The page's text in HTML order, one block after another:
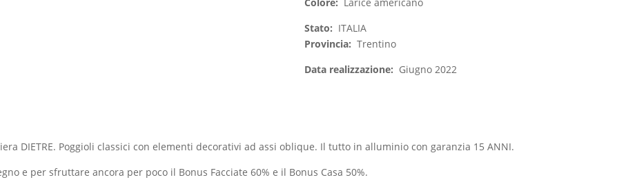
Stato: ITALIA
Provincia: Trentino
Data realizzazione: Giugno 2022
DIETRE. Poggioli classici con elementi decorativi ad assi oblique. Il tutto in alluminio con garanzia 15 ANNI.
e per sfruttare ancora per poco il Bonus Facciate 60% e il Bonus Casa 50%.